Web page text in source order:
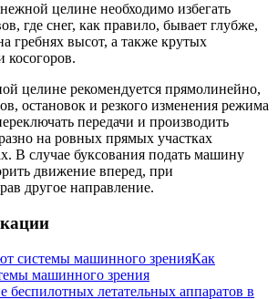
целине необходимо избегать
где снег, как правило, бывает глубже,
гребнях высот, а также крутых
косогоров.
целине рекомендуется прямолинейно,
остановок и резкого изменения режима
передачи и производить
на ровных прямых участках
В случае буксования подать машину
движение вперед, при
другое направление.
Как
машинного зрения